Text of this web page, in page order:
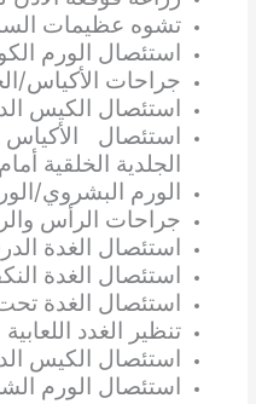
تشوه عظيمات
استئصال الورم
جراحات الأكياس/
استئصال الكيس
استئصال الأكياس
الجلدية الخلقية
الورم البشروي/
جراحات الرأس
استئصال الغدة
استئصال الغدة
استئصال الغدة
تنظير الغدد اللعابية
استئصال الكيس
استئصال الورم